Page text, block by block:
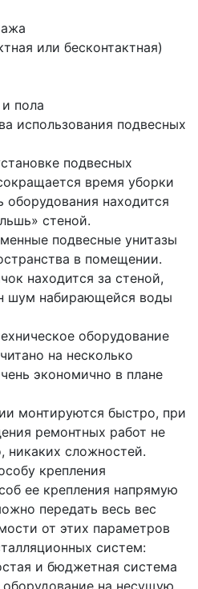
или бесконтактная)
пола
использования подвесных
подвесных
время уборки
оборудования находится
стеной.
подвесные унитазы
в помещении.
находится за стеной,
шум набирающейся воды
оборудование
на несколько
экономично в плане
монтируются быстро, при
ремонтных работ не
никаких сложностей.
крепления
ее крепления напрямую
передать весь вес
от этих параметров
систем:
и бюджетная система
оборудование на несущую